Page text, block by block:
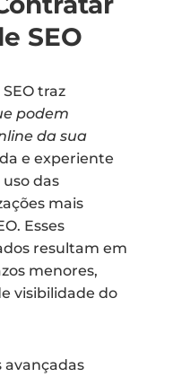
SEO
traz
podem
da sua
e experiente
das
mais
Esses
resultam em
menores,
visibilidade do
avançadas